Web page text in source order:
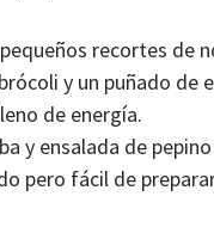
recortes de
y un puñado de
de energía.
y ensalada de pepino
pero fácil de